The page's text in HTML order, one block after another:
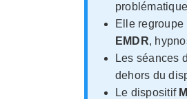
Elle
EMDR,
Les séances
dehors du
Le dispositif